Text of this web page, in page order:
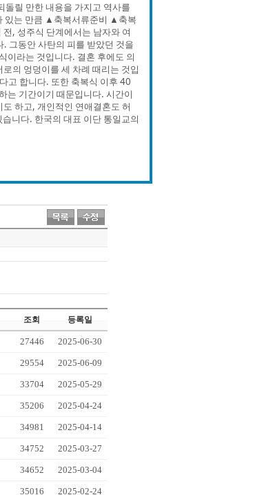
돌릴 만한 내용을 가지고 역사를
있는 만큼 ▲축복서류준비 ▲축복
, 성주식 단계에서는 남자와 여
그동안 사탄의 피를 받았던 것을
이라는 것입니다. 결혼 후에도 의
의 엉덩이를 세 차례 때리는 것입
고 합니다. 또한 축복식 이후 40
는 기간이기 때문입니다. 시간이
하고, 개인적인 연애결혼도 허
니다. 한국의 대표 이단 통일교의
조회 등록일
27446 2025-06-30
29554 2025-06-09
33704 2025-05-29
35206 2025-04-24
34981 2025-04-14
34752 2025-03-27
34652 2025-03-04
35016 2025-02-24